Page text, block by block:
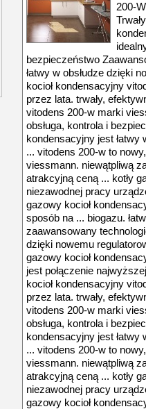
200-
bezpieczeństwo
łatwy w obsłudze dzięki
kocioł kondensacyjny
przez lata. trwały,
vitodens 200-w marki
obsługa, kontrola i
kondensacyjny jest łatwy
... vitodens 200-w to
viessmann. niewątpliwą
atrakcyjną ceną ... kotły
niezawodnej pracy
gazowy kocioł
sposób na ... biogazu.
zaawansowany
dzięki nowemu
gazowy kocioł
jest połączenie
kocioł kondensacyjny
przez lata. trwały,
vitodens 200-w marki
obsługa, kontrola i
kondensacyjny jest łatwy
... vitodens 200-w to
viessmann. niewątpliwą
atrakcyjną ceną ... kotły
niezawodnej pracy
gazowy kocioł